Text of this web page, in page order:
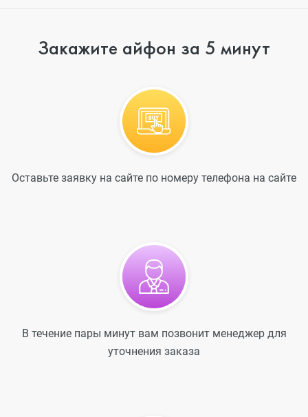
Закажите айфон за 5 минут
Оставьте заявку на сайте по номеру телефона на сайте
В течение пары минут вам позвонит менеджер для
уточнения заказа